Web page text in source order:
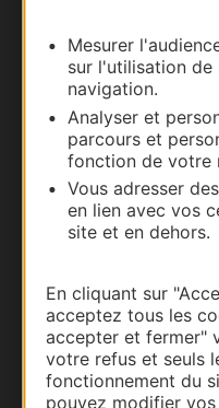
Mesurer
sur l'utilisation de
navigation.
Analyser et
parcours et
fonction de votre
Vous adresser
en lien avec vos
site et en dehors.
En cliquant sur
acceptez tous les
accepter et fermer"
votre refus et seuls
fonctionnement du
pouvez modifier
Thermalisme
Business/Mice
Pros d'Occitanie
Site presse et
Destination Sport
Inscrivez-vous à la
Destination
suggestions de
Je m'abonne